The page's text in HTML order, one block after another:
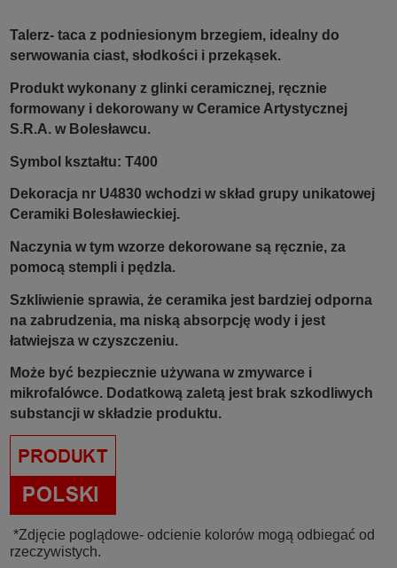
Talerz- taca z podniesionym brzegiem, idealny do
serwowania ciast, słodkości i przekąsek.
Produkt wykonany z glinki ceramicznej, ręcznie
formowany i dekorowany w Ceramice Artystycznej
S.R.A. w Bolesławcu.
Symbol kształtu: T400
Dekoracja nr U4830 wchodzi w skład grupy unikatowej
Ceramiki Bolesławieckiej.
Naczynia w tym wzorze dekorowane są ręcznie, za
pomocą stempli i pędzla.
Szkliwienie sprawia, że ceramika jest bardziej odporna
na zabrudzenia, ma niską absorpcję wody i jest
łatwiejsza w czyszczeniu.
Może być bezpiecznie używana w zmywarce i
mikrofalówce. Dodatkową zaletą jest brak szkodliwych
substancji w składzie produktu.
*Zdjęcie poglądowe- odcienie kolorów mogą odbiegać od
rzeczywistych.